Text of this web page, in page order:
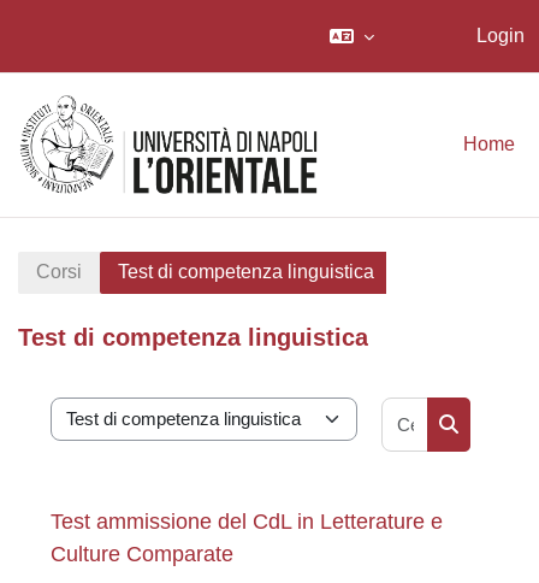
Login
Home
Corsi Test di competenza linguistica
Test di competenza linguistica
Categorie di corso
Cerca corsi
Test ammissione del CdL in Letterature e
Culture Comparate